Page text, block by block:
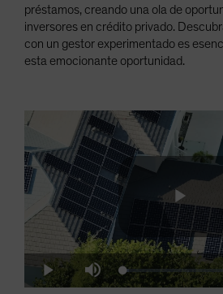
préstamos, creando una ola de
inversores en crédito privado.
con un gestor experimentado es
esta emocionante oportunidad.
Play
Play Mute Loaded:
5.08%